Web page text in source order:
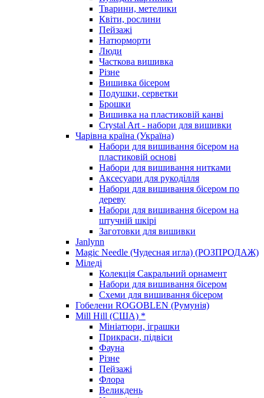
Тварини, метелики
Квіти, рослини
Пейзажі
Натюрморти
Люди
Часткова вишивка
Різне
Вишивка бісером
Подушки, серветки
Брошки
Вишивка на пластиковій канві
Crystal Art - набори для вишивки
Чарівна країна (Україна)
Набори для вишивання бісером на
пластиковій основі
Набори для вишивання нитками
Аксесуари для рукоділля
Набори для вишивання бісером по
дереву
Набори для вишивання бісером на
штучній шкірі
Заготовки для вишивки
Janlynn
Magic Needle (Чудесная игла) (РОЗПРОДАЖ)
Міледі
Колекція Сакральний орнамент
Набори для вишивання бісером
Схеми для вишивання бісером
Гобелени ROGOBLEN (Румунія)
Mill Hill (США) *
Мініатюри, іграшки
Прикраси, підвіси
Фауна
Різне
Пейзажі
Флора
Великдень